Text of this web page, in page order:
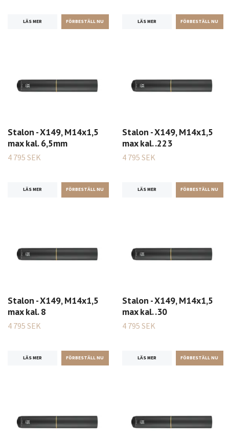
LÄS MER LÄS MER
Stalon - X149, M14x1,5
max kal. 6,5mm
4 795 SEK
LÄS MER
Stalon - X149, M14x1,5
max kal. .223
4 795 SEK
LÄS MER
Stalon - X149, M14x1,5
max kal. 8
4 795 SEK
LÄS MER
Stalon - X149, M14x1,5
max kal. .30
4 795 SEK
LÄS MER